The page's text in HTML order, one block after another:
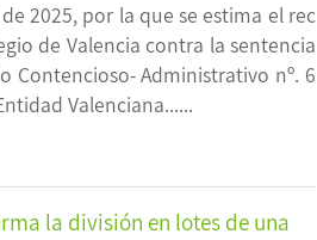
2025, por la que se estima el rec
de Valencia contra la sentencia
Contencioso- Administrativo nº. 6
Valenciana......
la división en lotes de una